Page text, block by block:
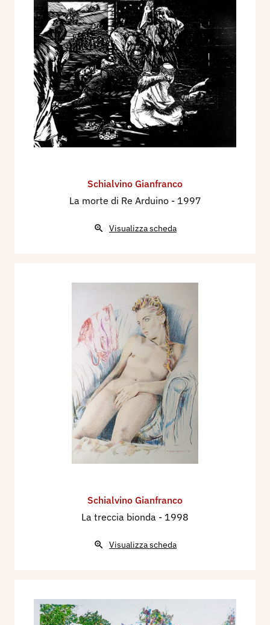
Schialvino ​Gianfranco
La morte di Re Arduino - 1997
Visualizza scheda
Schialvino ​Gianfranco
La treccia bionda - 1998
Visualizza scheda